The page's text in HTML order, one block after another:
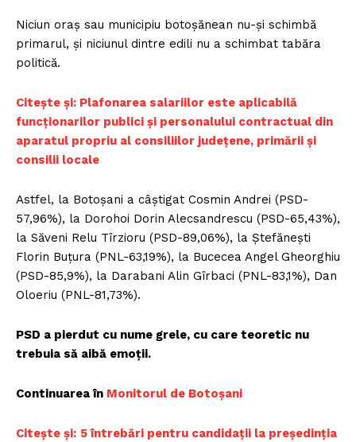
Niciun oraş sau municipiu botoşănean nu-şi schimbă
primarul, şi niciunul dintre edili nu a schimbat tabăra
politică.
Citește și: Plafonarea salariilor este aplicabilă
funcţionarilor publici şi personalului contractual din
aparatul propriu al consiliilor judeţene, primării şi
consilii locale
Astfel, la Botoșani a câștigat Cosmin Andrei (PSD-
57,96%), la Dorohoi Dorin Alecsandrescu (PSD-65,43%),
la Săveni Relu Tîrzioru (PSD-89,06%), la Ștefănești
Florin Buțura (PNL-63,19%), la Bucecea Angel Gheorghiu
(PSD-85,9%), la Darabani Alin Gîrbaci (PNL-83,1%), Dan
Oloeriu (PNL-81,73%).
PSD a pierdut cu nume grele, cu care teoretic nu
trebuia să aibă emoţii.
Continuarea în Monitorul de Botoșani
Citește și: 5 întrebări pentru candidații la președinția